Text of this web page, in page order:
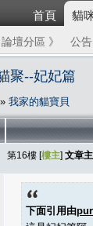
首頁 貓
論壇分區 》 公告
聚--妃妃篇
» 我家的貓寶貝
第16樓 [樓主] 文章
下面引用由